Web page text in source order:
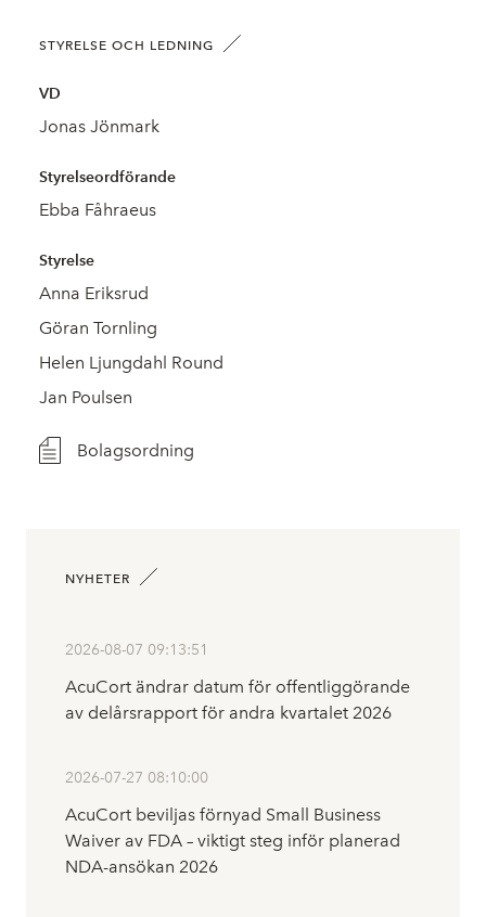
STYRELSE OCH LEDNING
VD
Jonas Jönmark
Styrelseordförande
Ebba Fåhraeus
Styrelse
Anna Eriksrud
Göran Tornling
Helen Ljungdahl Round
Jan Poulsen
Bolagsordning
NYHETER
2026-08-07 09:13:51
AcuCort ändrar datum för offentliggörande
av delårsrapport för andra kvartalet 2026
2026-07-27 08:10:00
AcuCort beviljas förnyad Small Business
Waiver av FDA – viktigt steg inför planerad
NDA-ansökan 2026